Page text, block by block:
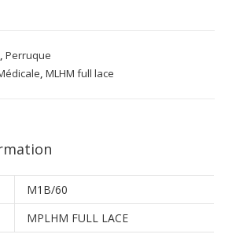
,Perruque
,MLHM full lace
M1B/60
MPLHM FULL LACE